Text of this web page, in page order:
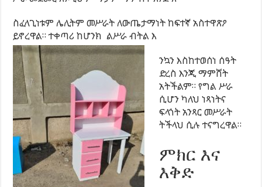
ስፈላጊነቱም ሌሊትም መሥራት ለውጤታማነት ከፍተኛ አስተዋጽዖ
ይኖረዋል። ተቀጣሪ ከሆንክ ልሥራ ብትል እ
ንኳን እስከተወሰነ ሰዓት
ድረስ እንጂ ማምሸት
አትችልም። የግል ሥራ
ሲሆን ካለህ ነጻነትና
ፍላጎት አንጻር መሥራት
ትችላህ ሲሉ ተናግረዋል።
ምክር እና
እቅድ